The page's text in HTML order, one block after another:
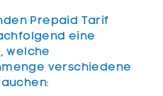
Prepaid Tarif
eine
welche
verschiedene